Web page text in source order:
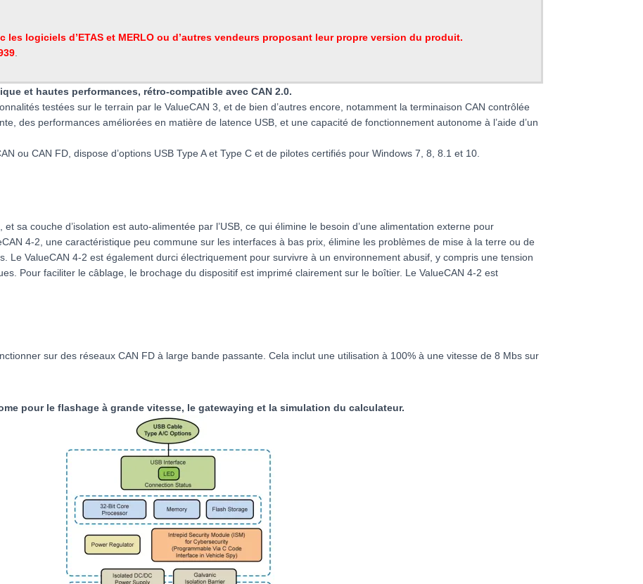
les logiciels d’ETAS et MERLO ou d’autres vendeurs proposant leur propre version du produit.
et hautes performances, rétro-compatible avec CAN 2.0.
testées sur le terrain par le ValueCAN 3, et de bien d’autres encore, notamment la terminaison CAN contrôlée
des performances améliorées en matière de latence USB, et une capacité de fonctionnement autonome à l’aide d’un
ou CAN FD, dispose d’options USB Type A et Type C et de pilotes certifiés pour Windows 7, 8, 8.1 et 10.
sa couche d’isolation est auto-alimentée par l’USB, ce qui élimine le besoin d’une alimentation externe pour
4-2, une caractéristique peu commune sur les interfaces à bas prix, élimine les problèmes de mise à la terre ou de
Le ValueCAN 4-2 est également durci électriquement pour survivre à un environnement abusif, y compris une tension
Pour faciliter le câblage, le brochage du dispositif est imprimé clairement sur le boîtier. Le ValueCAN 4-2 est
sur des réseaux CAN FD à large bande passante. Cela inclut une utilisation à 100% à une vitesse de 8 Mbs sur
pour le flashage à grande vitesse, le gatewaying et la simulation du calculateur.